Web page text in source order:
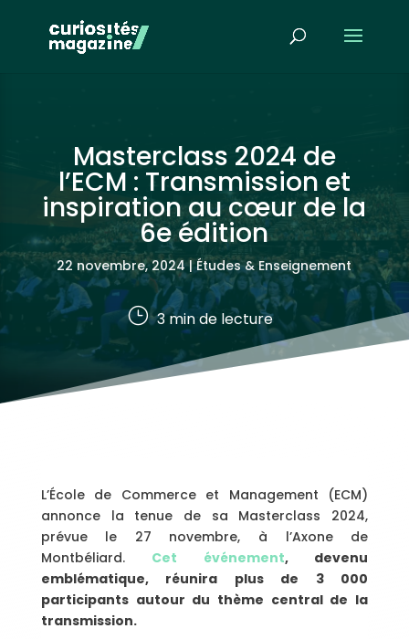
Masterclass 2024 de
l’ECM : Transmission et
inspiration au cœur de la
6e édition
22 novembre, 2024|Études & Enseignement
} 3min de lecture
L’École de Commerce et Management (ECM)
annonce la tenue de sa Masterclass 2024,
prévue le 27 novembre, à l’Axone de
Montbéliard. Cet événement, devenu
emblématique, réunira plus de 3 000
participants autour du thème central de la
transmission.